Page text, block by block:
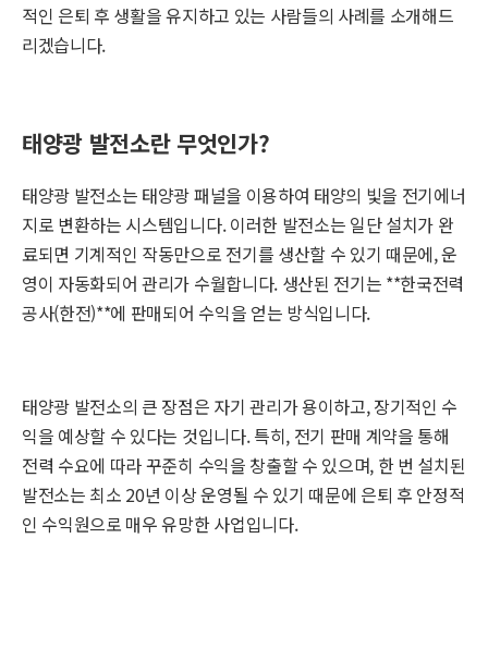
적인 은퇴 후 생활을 유지하고 있는 사람들의 사례를 소개해드
리겠습니다.
태양광 발전소란 무엇인가?
태양광 발전소는 태양광 패널을 이용하여 태양의 빛을 전기에너
지로 변환하는 시스템입니다. 이러한 발전소는 일단 설치가 완
료되면 기계적인 작동만으로 전기를 생산할 수 있기 때문에, 운
영이 자동화되어 관리가 수월합니다. 생산된 전기는 **한국전력
공사(한전)**에 판매되어 수익을 얻는 방식입니다.
태양광 발전소의 큰 장점은 자기 관리가 용이하고, 장기적인 수
익을 예상할 수 있다는 것입니다. 특히, 전기 판매 계약을 통해
전력 수요에 따라 꾸준히 수익을 창출할 수 있으며, 한 번 설치된
발전소는 최소 20년 이상 운영될 수 있기 때문에 은퇴 후 안정적
인 수익원으로 매우 유망한 사업입니다.